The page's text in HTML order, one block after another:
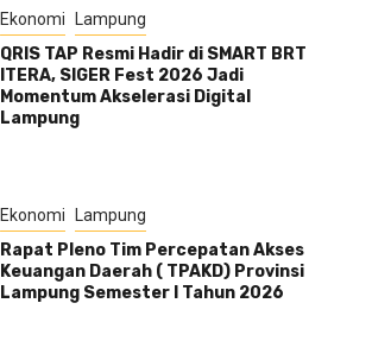
Ekonomi Lampung
QRIS TAP Resmi Hadir di SMART BRT
ITERA, SIGER Fest 2026 Jadi
Momentum Akselerasi Digital
Lampung
Ekonomi Lampung
Rapat Pleno Tim Percepatan Akses
Keuangan Daerah ( TPAKD) Provinsi
Lampung Semester l Tahun 2026